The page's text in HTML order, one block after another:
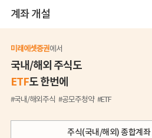
계좌 개설
미래에셋증권에서
국내/해외 주식도
ETF도 한번에
#국내/해외주식 #공모주청약 #ETF
주식(국내/해외) 종합계좌